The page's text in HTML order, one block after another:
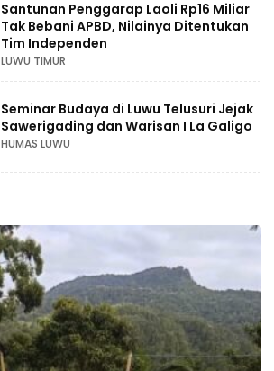
Santunan Penggarap Laoli Rp16 Miliar
Tak Bebani APBD, Nilainya Ditentukan
Tim Independen
LUWU TIMUR
Seminar Budaya di Luwu Telusuri Jejak
Sawerigading dan Warisan I La Galigo
HUMAS LUWU